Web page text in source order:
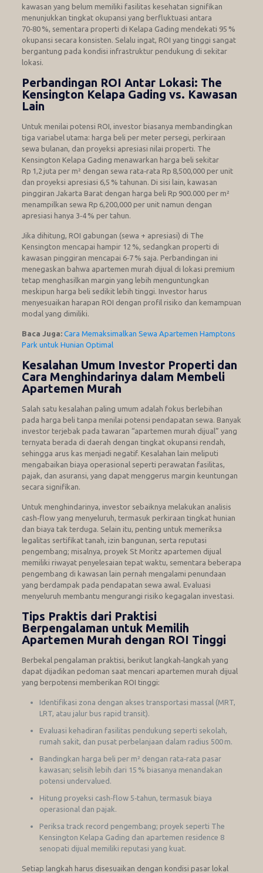
kawasan yang belum memiliki fasilitas kesehatan signifikan
menunjukkan tingkat okupansi yang berfluktuasi antara
70‑80 %, sementara properti di Kelapa Gading mendekati 95 %
okupansi secara konsisten. Selalu ingat, ROI yang tinggi sangat
bergantung pada kondisi infrastruktur pendukung di sekitar
lokasi.
Perbandingan ROI Antar Lokasi: The
Kensington Kelapa Gading vs. Kawasan
Lain
Untuk menilai potensi ROI, investor biasanya membandingkan
tiga variabel utama: harga beli per meter persegi, perkiraan
sewa bulanan, dan proyeksi apresiasi nilai properti. The
Kensington Kelapa Gading menawarkan harga beli sekitar
Rp 1,2 juta per m² dengan sewa rata‑rata Rp 8,500,000 per unit
dan proyeksi apresiasi 6,5 % tahunan. Di sisi lain, kawasan
pinggiran Jakarta Barat dengan harga beli Rp 900.000 per m²
menampilkan sewa Rp 6,200,000 per unit namun dengan
apresiasi hanya 3‑4 % per tahun.
Jika dihitung, ROI gabungan (sewa + apresiasi) di The
Kensington mencapai hampir 12 %, sedangkan properti di
kawasan pinggiran mencapai 6‑7 % saja. Perbandingan ini
menegaskan bahwa apartemen murah dijual di lokasi premium
tetap menghasilkan margin yang lebih menguntungkan
meskipun harga beli sedikit lebih tinggi. Investor harus
menyesuaikan harapan ROI dengan profil risiko dan kemampuan
modal yang dimiliki.
Baca Juga: Cara Memaksimalkan Sewa Apartemen Hamptons
Park untuk Hunian Optimal
Kesalahan Umum Investor Properti dan
Cara Menghindarinya dalam Membeli
Apartemen Murah
Salah satu kesalahan paling umum adalah fokus berlebihan
pada harga beli tanpa menilai potensi pendapatan sewa. Banyak
investor terjebak pada tawaran “apartemen murah dijual” yang
ternyata berada di daerah dengan tingkat okupansi rendah,
sehingga arus kas menjadi negatif. Kesalahan lain meliputi
mengabaikan biaya operasional seperti perawatan fasilitas,
pajak, dan asuransi, yang dapat menggerus margin keuntungan
secara signifikan.
Untuk menghindarinya, investor sebaiknya melakukan analisis
cash‑flow yang menyeluruh, termasuk perkiraan tingkat hunian
dan biaya tak terduga. Selain itu, penting untuk memeriksa
legalitas sertifikat tanah, izin bangunan, serta reputasi
pengembang; misalnya, proyek St Moritz apartemen dijual
memiliki riwayat penyelesaian tepat waktu, sementara beberapa
pengembang di kawasan lain pernah mengalami penundaan
yang berdampak pada pendapatan sewa awal. Evaluasi
menyeluruh membantu mengurangi risiko kegagalan investasi.
Tips Praktis dari Praktisi
Berpengalaman untuk Memilih
Apartemen Murah dengan ROI Tinggi
Berbekal pengalaman praktisi, berikut langkah‑langkah yang
dapat dijadikan pedoman saat mencari apartemen murah dijual
yang berpotensi memberikan ROI tinggi:
Identifikasi zona dengan akses transportasi massal (MRT,
LRT, atau jalur bus rapid transit).
Evaluasi kehadiran fasilitas pendukung seperti sekolah,
rumah sakit, dan pusat perbelanjaan dalam radius 500 m.
Bandingkan harga beli per m² dengan rata‑rata pasar
kawasan; selisih lebih dari 15 % biasanya menandakan
potensi undervalued.
Hitung proyeksi cash‑flow 5‑tahun, termasuk biaya
operasional dan pajak.
Periksa track record pengembang; proyek seperti The
Kensington Kelapa Gading dan apartemen residence 8
senopati dijual memiliki reputasi yang kuat.
Setiap langkah harus disesuaikan dengan kondisi pasar lokal